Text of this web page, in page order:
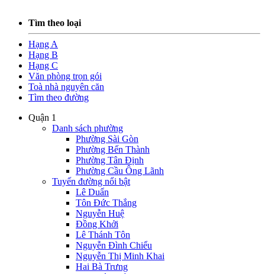
Tìm theo loại
Hạng A
Hạng B
Hạng C
Văn phòng trọn gói
Toà nhà nguyên căn
Tìm theo đường
Quận 1
Danh sách phường
Phường Sài Gòn
Phường Bến Thành
Phường Tân Định
Phường Cầu Ông Lãnh
Tuyến đường nổi bật
Lê Duẩn
Tôn Đức Thắng
Nguyễn Huệ
Đồng Khởi
Lê Thánh Tôn
Nguyễn Đình Chiểu
Nguyễn Thị Minh Khai
Hai Bà Trưng